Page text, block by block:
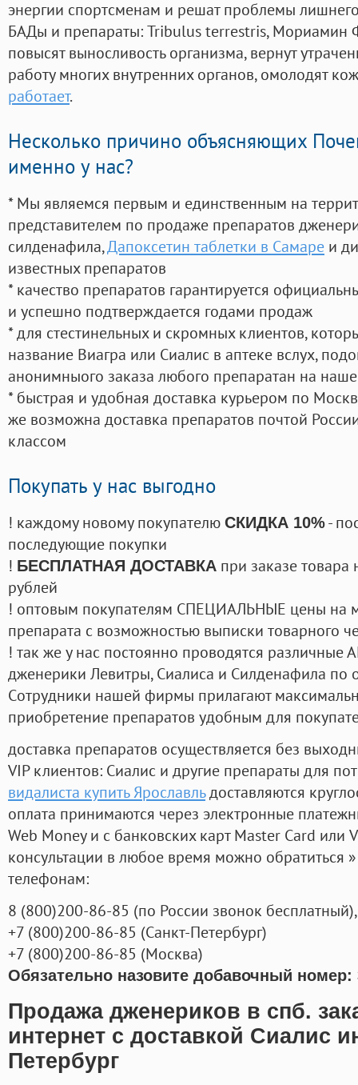
энергии спортсменам и решат проблемы
БАДы и препараты:Tribulus terrestris, Мориамин
повысят выносливость организма, вернут
работу многих внутренних органов, омолодят
работает.
Несколько причино объясняющих
именно у нас?
* Мы являемся первым и единственным на
представителем по продаже препаратов
силденафила,Дапоксетин таблетки в Самаре и
известных препаратов
* качество препаратов гарантируется
и успешно подтверждается годами продаж
* для стестинельных и скромных клиентов,
название Виагра или Сиалис в аптеке вслух,
анонимныого заказа любого препаратан на
* быстрая и удобная доставка курьером по
же возможна доставка препаратов почтой
классом
Покупать у нас выгодно
! каждому новому покупателю СКИДКА 10%-
последующие покупки
! БЕСПЛАТНАЯ ДОСТАВКА при заказе
рублей
! оптовым покупателям СПЕЦИАЛЬНЫЕ цены на
препарата с возможностью выписки товарного
! так же у нас постоянно проводятся
дженерики Левитры, Сиалиса и Силденафила по
Cотрудники нашей фирмы прилагают
приобретение препаратов удобным для
доставка препаратов осуществляется без
VIP клиентов: Сиалис и другие препараты для
видалиста купить Ярославльдоставляются
оплата принимаются через электронные
Web Money и с банковских карт Master Card или
консультации в любое время можно обратиться
телефонам:
8 (800)200-86-85 (по России звонок бесплатный),
+7 (800)200-86-85 (Санкт-Петербург)
+7 (800)200-86-85 (Москва)
Обязательно назовите добавочный номер:
Продажа дженериков в спб.
интернет с доставкой Сиалис
Петербург